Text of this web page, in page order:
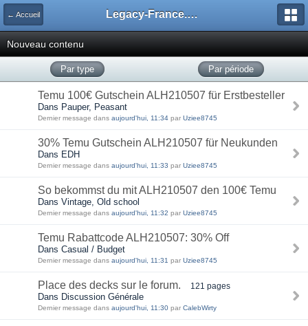
← Accueil Legacy-France.org - Forum
Nouveau contenu
Par type Par période
Temu 100€ Gutschein ALH210507 für Erstbesteller
Dans Pauper, Peasant
Dernier message dans aujourd'hui, 11:34 par Uziee8745
30% Temu Gutschein ALH210507 für Neukunden
Dans EDH
Dernier message dans aujourd'hui, 11:33 par Uziee8745
So bekommst du mit ALH210507 den 100€ Temu
Dans Vintage, Old school
Dernier message dans aujourd'hui, 11:32 par Uziee8745
Temu Rabattcode ALH210507: 30% Off
Dans Casual / Budget
Dernier message dans aujourd'hui, 11:31 par Uziee8745
Place des decks sur le forum. 121 pages
Dans Discussion Générale
Dernier message dans aujourd'hui, 11:30 par CalebWirty